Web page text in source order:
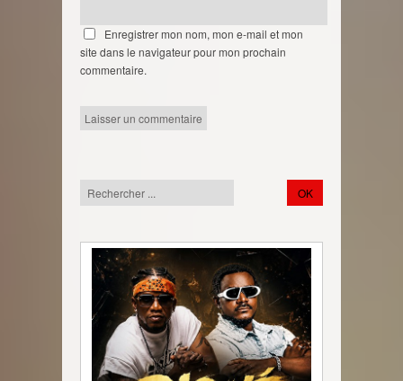
Enregistrer mon nom, mon e-mail et mon
site dans le navigateur pour mon prochain
commentaire.